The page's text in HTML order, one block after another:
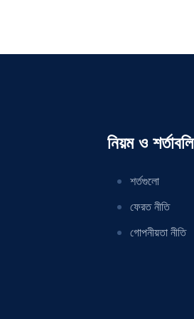
নিয়ম ও শর্তাবলি
শর্তগুলো
ফেরত নীতি
গোপনীয়তা নীতি